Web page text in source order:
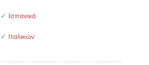
✓ Ισπανικά
✓ Ιταλικών